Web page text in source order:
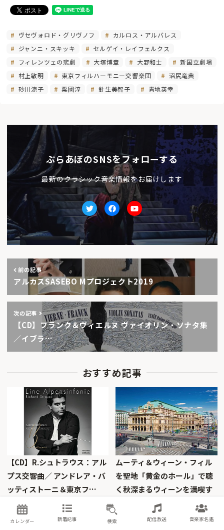
ヴセヴォロド・グリヴノフ
カルロス・アルバレス
ジャンニ・スキッキ
セルゲイ・レイフェルクス
フィレンツェの悲劇
大塚博章 大野和士
新国立劇場
村上敏明
東京フィルハーモニー交響楽団
沼尻竜典
砂川涼子
粟國淳 針生美智子 青地英幸
ぶらあぼのSNSをフォローする
最新のクラシック音楽情報をお届けします
TwitterfacebookYoutube
前の記事
アルカスSASEBO Mプロジェクト2019
次の記事
【CD】フランク＆ヴィエルヌ ヴァイオリン・ソナタ集
／イブラ…
おすすめ記事
【CD】R.シュトラウス：アル
プス交響曲／ アンドレア・バ
ッティストーニ＆東京フ…
New Release Selection
2026年8月6日
ムーティ＆ウィーン・フィル
を聖地「黄金のホール」で聴
く秋深まるウィーンを満喫す
TOPICS 2026年8月5日
カレンダー 新着記事 検索 配信放送 音楽家名鑑